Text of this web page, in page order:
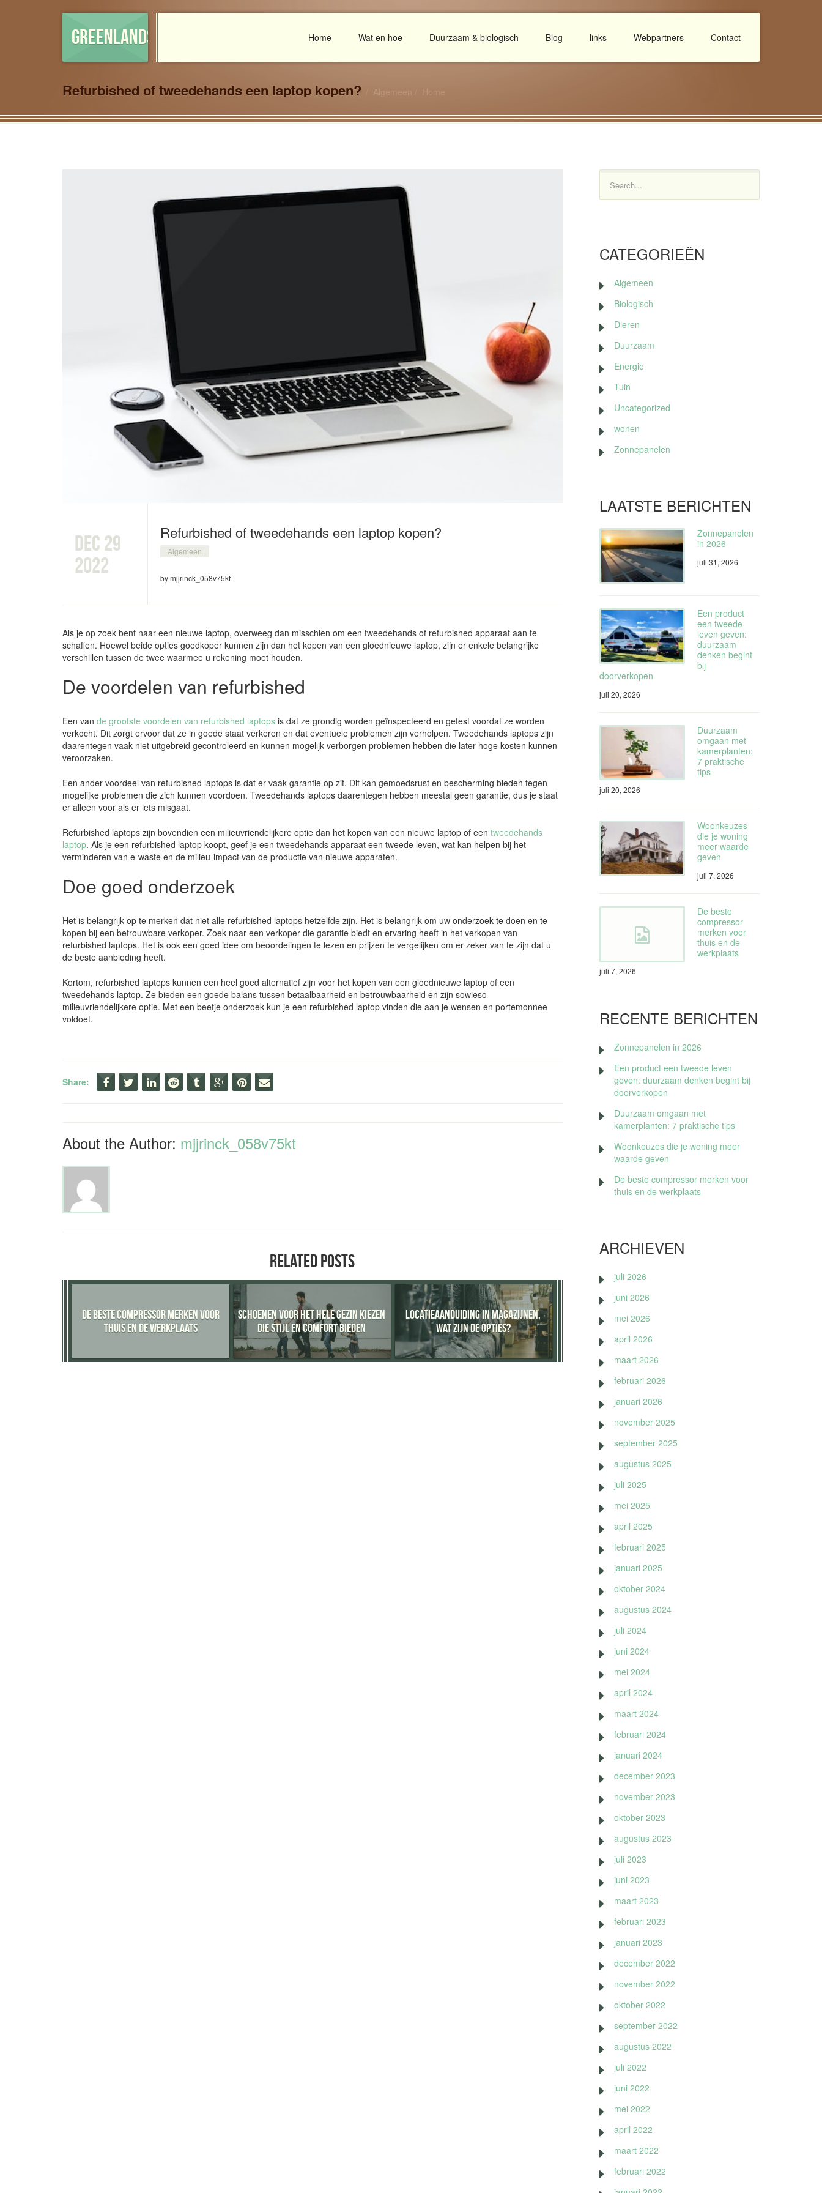
GREENLANDSHOP Home Wat en hoe Duurzaam & biologisch Blog links Webpartners Contact
Refurbished of tweedehands een laptop kopen? Home
Algemeen
dec 29
2022
Refurbished of tweedehands een laptop kopen?
Algemeen
by mjjrinck_058v75kt
Als je op zoek bent naar een nieuwe laptop, overweeg dan misschien om een tweedehands of refurbished apparaat aan te
schaffen. Hoewel beide opties goedkoper kunnen zijn dan het kopen van een gloednieuwe laptop, zijn er enkele belangrijke
verschillen tussen de twee waarmee u rekening moet houden.
De voordelen van refurbished
Een van de grootste voordelen van refurbished laptops is dat ze grondig worden geïnspecteerd en getest voordat ze worden
verkocht. Dit zorgt ervoor dat ze in goede staat verkeren en dat eventuele problemen zijn verholpen. Tweedehands laptops zijn
daarentegen vaak niet uitgebreid gecontroleerd en kunnen mogelijk verborgen problemen hebben die later hoge kosten kunnen
veroorzaken.
Een ander voordeel van refurbished laptops is dat er vaak garantie op zit. Dit kan gemoedsrust en bescherming bieden tegen
mogelijke problemen die zich kunnen voordoen. Tweedehands laptops daarentegen hebben meestal geen garantie, dus je staat
er alleen voor als er iets misgaat.
Refurbished laptops zijn bovendien een milieuvriendelijkere optie dan het kopen van een nieuwe laptop of een tweedehands
laptop. Als je een refurbished laptop koopt, geef je een tweedehands apparaat een tweede leven, wat kan helpen bij het
verminderen van e-waste en de milieu-impact van de productie van nieuwe apparaten.
Doe goed onderzoek
Het is belangrijk op te merken dat niet alle refurbished laptops hetzelfde zijn. Het is belangrijk om uw onderzoek te doen en te
kopen bij een betrouwbare verkoper. Zoek naar een verkoper die garantie biedt en ervaring heeft in het verkopen van
refurbished laptops. Het is ook een goed idee om beoordelingen te lezen en prijzen te vergelijken om er zeker van te zijn dat u
de beste aanbieding heeft.
Kortom, refurbished laptops kunnen een heel goed alternatief zijn voor het kopen van een gloednieuwe laptop of een
tweedehands laptop. Ze bieden een goede balans tussen betaalbaarheid en betrouwbaarheid en zijn sowieso
milieuvriendelijkere optie. Met een beetje onderzoek kun je een refurbished laptop vinden die aan je wensen en portemonnee
voldoet.
Share:
About the Author: mjjrinck_058v75kt
RELATED POSTS
DE BESTE COMPRESSOR MERKEN VOOR
THUIS EN DE WERKPLAATS
SCHOENEN VOOR HET HELE GEZIN KIEZEN
DIE STIJL EN COMFORT BIEDEN
LOCATIEAANDUIDING IN MAGAZIJNEN,
WAT ZIJN DE OPTIES?
CATEGORIEËN
Algemeen
Biologisch
Dieren
Duurzaam
Energie
Tuin
Uncategorized
wonen
Zonnepanelen
LAATSTE BERICHTEN
Zonnepanelen
in 2026
juli 31, 2026
Een product
een tweede
leven geven:
duurzaam
denken begint
bij
doorverkopen
juli 20, 2026
Duurzaam
omgaan met
kamerplanten:
7 praktische
tips
juli 20, 2026
Woonkeuzes
die je woning
meer waarde
geven
juli 7, 2026
De beste
compressor
merken voor
thuis en de
werkplaats
juli 7, 2026
RECENTE BERICHTEN
Zonnepanelen in 2026
Een product een tweede leven
geven: duurzaam denken begint bij
doorverkopen
Duurzaam omgaan met
kamerplanten: 7 praktische tips
Woonkeuzes die je woning meer
waarde geven
De beste compressor merken voor
thuis en de werkplaats
ARCHIEVEN
juli 2026
juni 2026
mei 2026
april 2026
maart 2026
februari 2026
januari 2026
november 2025
september 2025
augustus 2025
juli 2025
mei 2025
april 2025
februari 2025
januari 2025
oktober 2024
augustus 2024
juli 2024
juni 2024
mei 2024
april 2024
maart 2024
februari 2024
januari 2024
december 2023
november 2023
oktober 2023
augustus 2023
juli 2023
juni 2023
maart 2023
februari 2023
januari 2023
december 2022
november 2022
oktober 2022
september 2022
augustus 2022
juli 2022
juni 2022
mei 2022
april 2022
maart 2022
februari 2022